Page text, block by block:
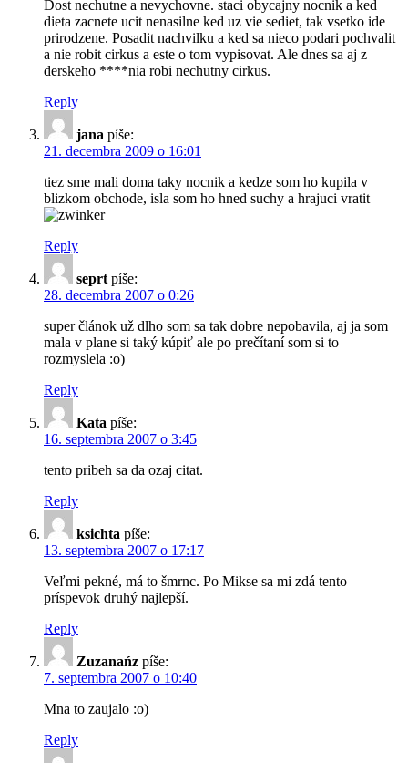
Dost nechutne a nevychovne. staci obycajny nocnik a ked
dieta zacnete ucit nenasilne ked uz vie sediet, tak vsetko ide
prirodzene. Posadit nachvilku a ked sa nieco podari pochvalit
a nie robit cirkus a este o tom vypisovat. Ale dnes sa aj z
derskeho ****nia robi nechutny cirkus.
Reply
jana píše:
21. decembra 2009 o 16:01
tiez sme mali doma taky nocnik a kedze som ho kupila v
blizkom obchode, isla som ho hned suchy a hrajuci vratit
Reply
seprt píše:
28. decembra 2007 o 0:26
super článok už dlho som sa tak dobre nepobavila, aj ja som
mala v plane si taký kúpiť ale po prečítaní som si to
rozmyslela :o)
Reply
Kata píše:
16. septembra 2007 o 3:45
tento pribeh sa da ozaj citat.
Reply
ksichta píše:
13. septembra 2007 o 17:17
Veľmi pekné, má to šmrnc. Po Mikse sa mi zdá tento
príspevok druhý najlepší.
Reply
Zuzanańz píše:
7. septembra 2007 o 10:40
Mna to zaujalo :o)
Reply